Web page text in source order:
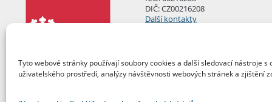
Tyto webové stránky používají soubory cookies a další sledovací nástroje s
uživatelského prostředí, analýzy návštěvnosti webových stránek a zjištění
DIČ: CZ00216208
Další kontakty